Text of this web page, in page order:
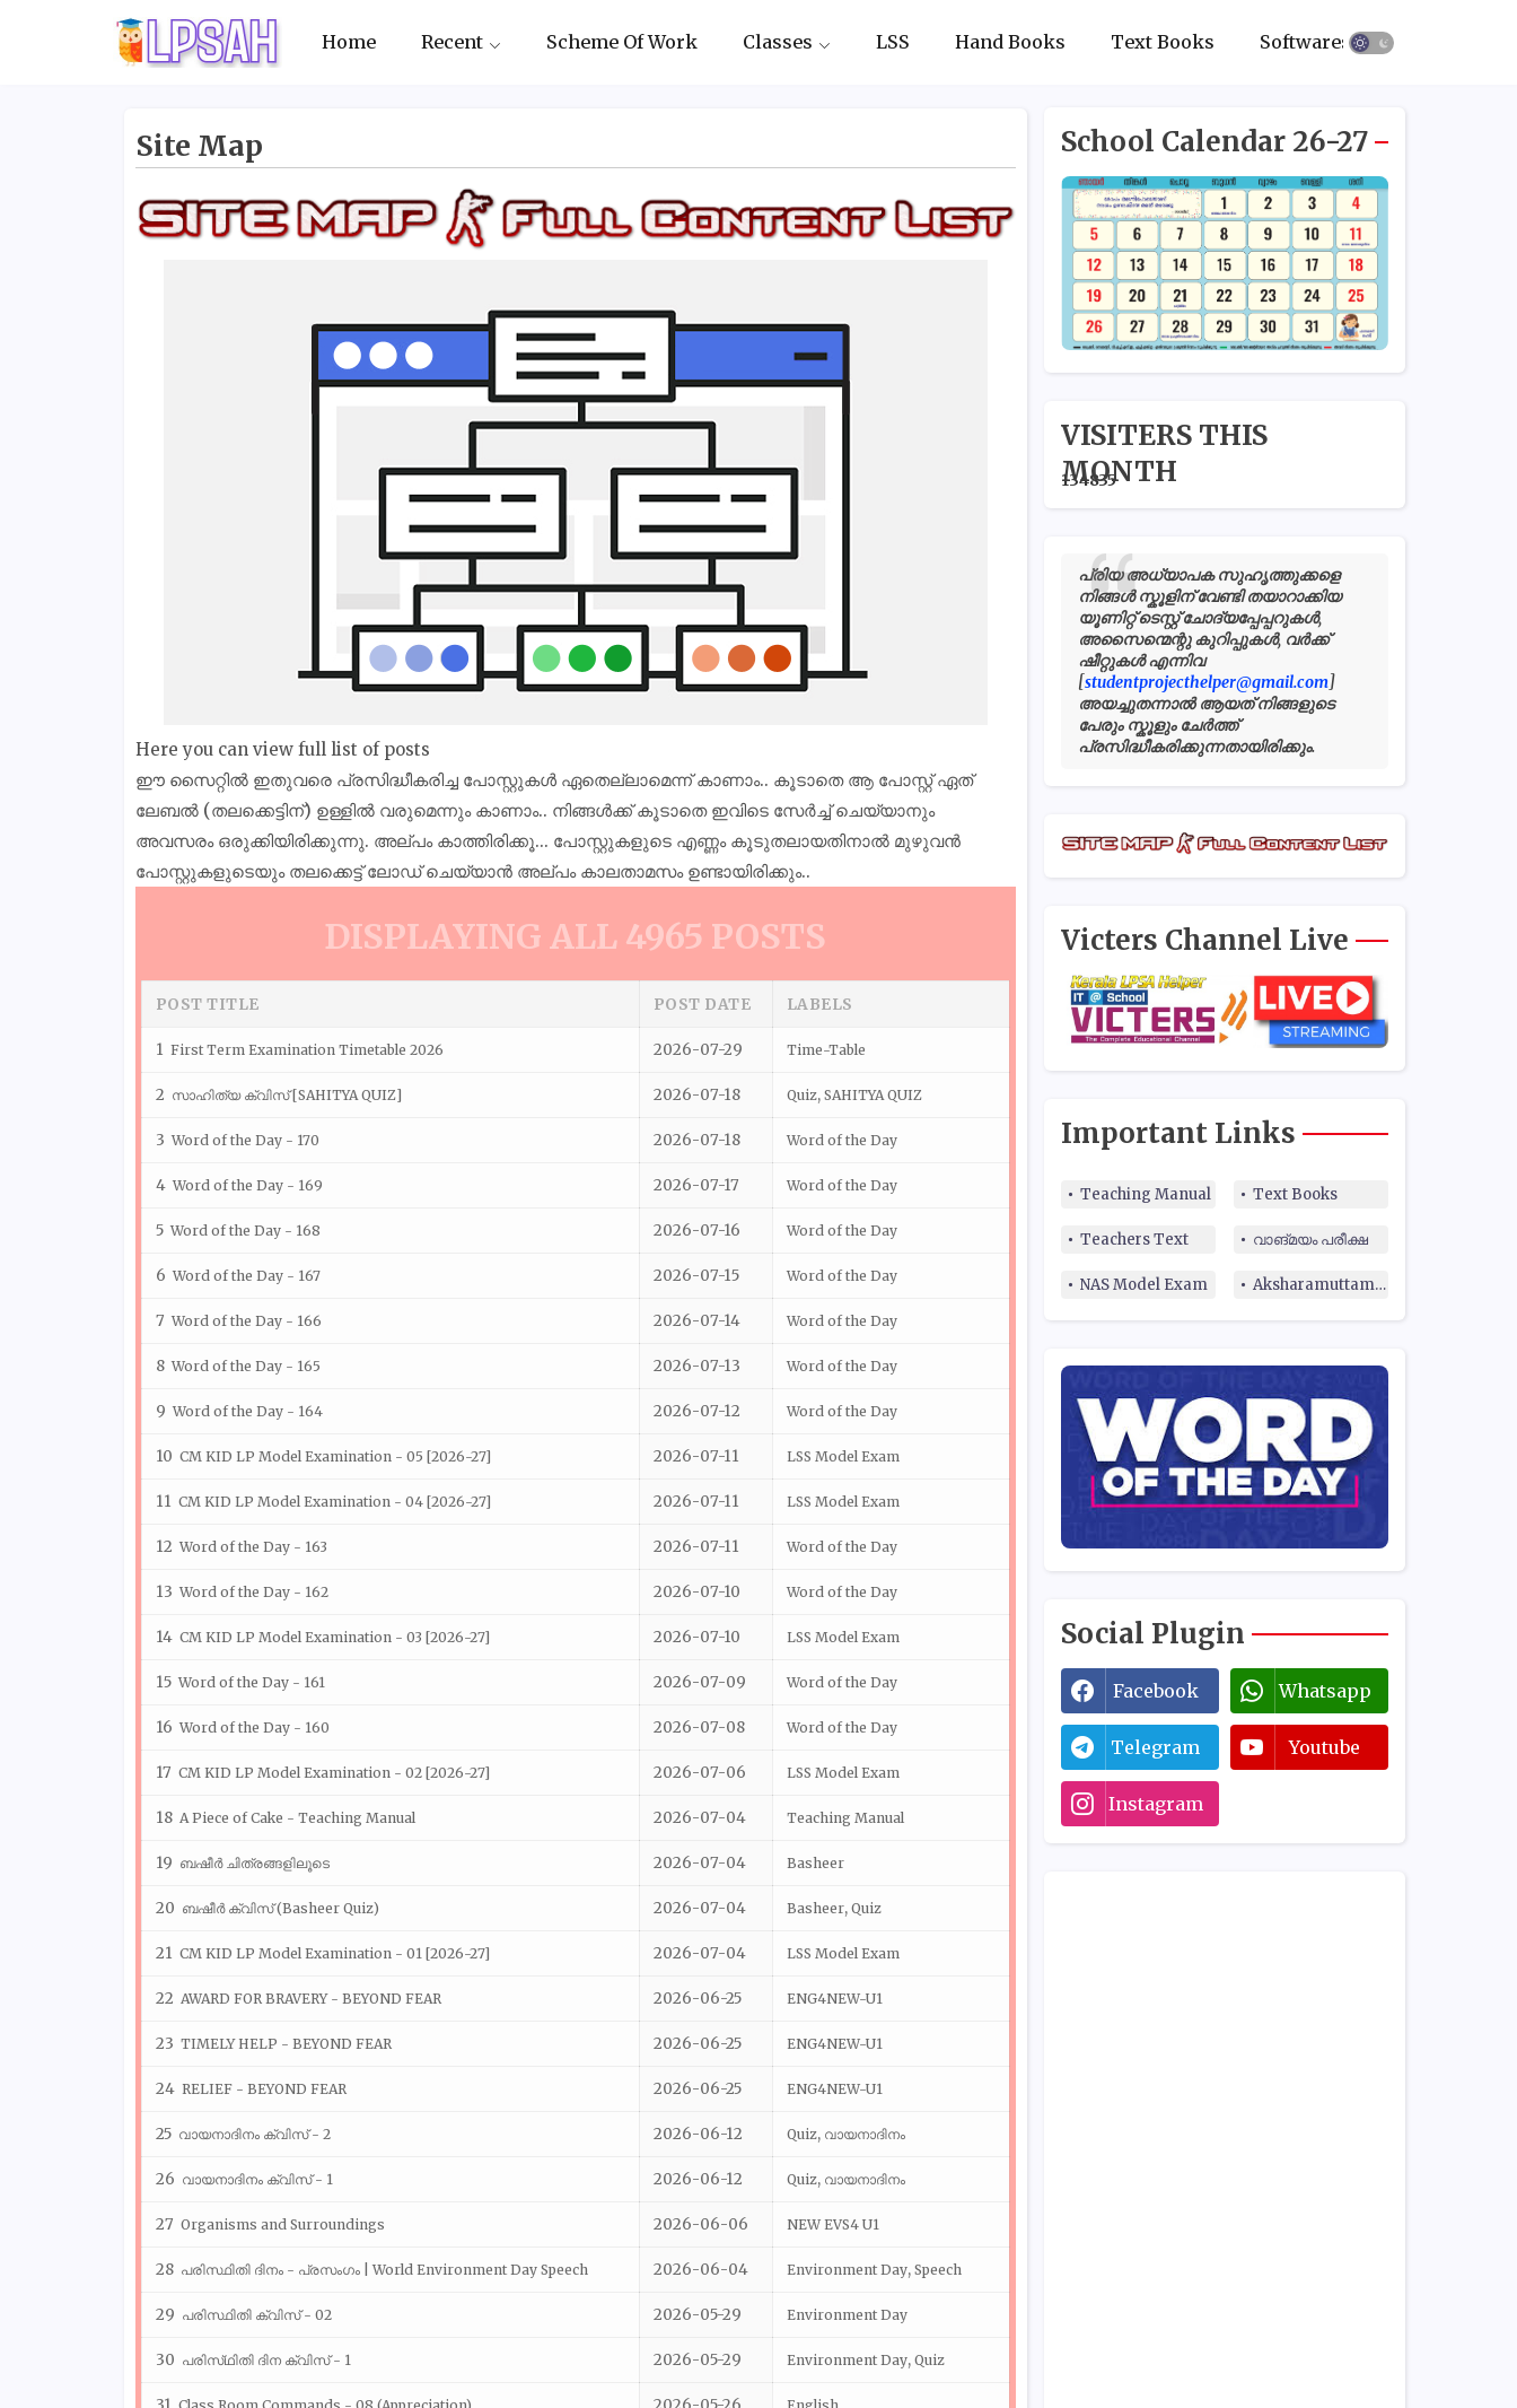
Home Recent Scheme Of Work Classes LSS Hand Books Text Books Softwares
Site Map
Here you can view full list of posts
ഈ സൈറ്റിൽ ഇതുവരെ പ്രസിദ്ധീകരിച്ച പോസ്റ്റുകൾ ഏതെല്ലാമെന്ന് കാണാം.. കൂടാതെ ആ പോസ്റ്റ് ഏത്
ലേബൽ (തലക്കെട്ടിന്) ഉള്ളിൽ വരുമെന്നും കാണാം.. നിങ്ങൾക്ക് കൂടാതെ ഇവിടെ സേർച്ച് ചെയ്യാനും
അവസരം ഒരുക്കിയിരിക്കുന്നു. അല്പം കാത്തിരിക്കൂ... പോസ്റ്റുകളുടെ എണ്ണം കൂടുതലായതിനാൽ മുഴുവൻ
പോസ്റ്റുകളുടെയും തലക്കെട്ട് ലോഡ് ചെയ്യാൻ അല്പം കാലതാമസം ഉണ്ടായിരിക്കും..
DISPLAYING ALL 4965 POSTS
POST TITLE POST DATE LABELS
First Term Examination Timetable 2026 2026-07-29 Time-Table
സാഹിത്യ ക്വിസ് [SAHITYA QUIZ] 2026-07-18 Quiz, SAHITYA QUIZ
Word of the Day - 170 2026-07-18 Word of the Day
Word of the Day - 169 2026-07-17 Word of the Day
Word of the Day - 168 2026-07-16 Word of the Day
Word of the Day - 167 2026-07-15 Word of the Day
Word of the Day - 166 2026-07-14 Word of the Day
Word of the Day - 165 2026-07-13 Word of the Day
Word of the Day - 164 2026-07-12 Word of the Day
CM KID LP Model Examination - 05 [2026-27] 2026-07-11 LSS Model Exam
CM KID LP Model Examination - 04 [2026-27] 2026-07-11 LSS Model Exam
Word of the Day - 163 2026-07-11 Word of the Day
Word of the Day - 162 2026-07-10 Word of the Day
CM KID LP Model Examination - 03 [2026-27] 2026-07-10 LSS Model Exam
Word of the Day - 161 2026-07-09 Word of the Day
Word of the Day - 160 2026-07-08 Word of the Day
CM KID LP Model Examination - 02 [2026-27] 2026-07-06 LSS Model Exam
A Piece of Cake - Teaching Manual 2026-07-04 Teaching Manual
ബഷീർ ചിത്രങ്ങളിലൂടെ 2026-07-04 Basheer
ബഷീർ ക്വിസ് (Basheer Quiz) 2026-07-04 Basheer, Quiz
CM KID LP Model Examination - 01 [2026-27] 2026-07-04 LSS Model Exam
AWARD FOR BRAVERY - BEYOND FEAR 2026-06-25 ENG4NEW-U1
TIMELY HELP - BEYOND FEAR 2026-06-25 ENG4NEW-U1
RELIEF - BEYOND FEAR 2026-06-25 ENG4NEW-U1
വായനാദിനം ക്വിസ് - 2 2026-06-12 Quiz, വായനാദിനം
വായനാദിനം ക്വിസ് - 1 2026-06-12 Quiz, വായനാദിനം
Organisms and Surroundings 2026-06-06 NEW EVS4 U1
പരിസ്ഥിതി ദിനം - പ്രസംഗം | World Environment Day Speech 2026-06-04 Environment Day, Speech
പരിസ്ഥിതി ക്വിസ് - 02 2026-05-29 Environment Day
പരിസ്‌ഥിതി ദിന ക്വിസ് - 1 2026-05-29 Environment Day, Quiz
School Calendar 26-27
VISITERS THIS
MONTH
134835
പ്രിയ അധ്യാപക സുഹൃത്തുക്കളെ
നിങ്ങൾ സ്കൂളിന് വേണ്ടി തയാറാക്കിയ
യൂണിറ്റ് ടെസ്റ്റ് ചോദ്യപ്പേപ്പറുകൾ,
അസൈന്മെന്റു കുറിപ്പുകൾ, വർക്ക്
ഷീറ്റുകൾ എന്നിവ
[studentprojecthelper@gmail.com]
അയച്ചുതന്നാൽ ആയത് നിങ്ങളുടെ
പേരും സ്കൂളും ചേർത്ത്
പ്രസിദ്ധീകരിക്കുന്നതായിരിക്കും.
Victers Channel Live
Important Links
Teaching Manual Text Books
Teachers Text വാങ്മയം പരീക്ഷ
NAS Model Exam Aksharamuttam Quiz
Social Plugin
Facebook Whatsapp
Telegram Youtube
Instagram